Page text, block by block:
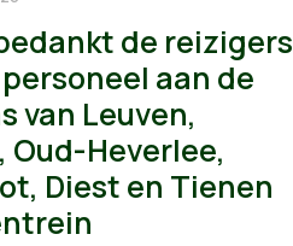
de reizigers
aan de
van Leuven,
Oud-Heverlee,
Diest en Tienen